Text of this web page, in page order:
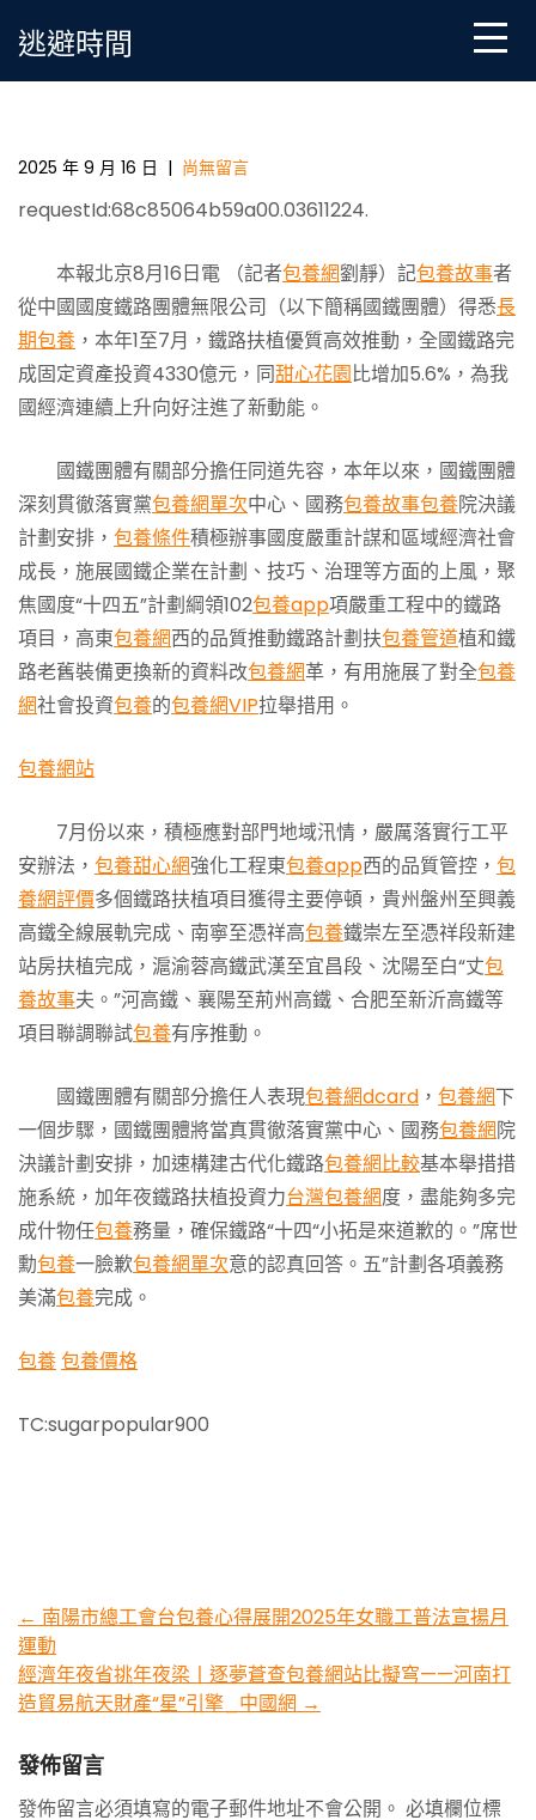
逃避時間
全國鐵路前7月完成固定資產投資433專包養價格0億元
2025 年 9 月 16 日 | 尚無留言
requestId:68c85064b59a00.03611224.
本報北京8月16日電 （記者包養網劉靜）記包養故事者
從中國國度鐵路團體無限公司（以下簡稱國鐵團體）得悉長
期包養 ，本年1至7月，鐵路扶植優質高效推動，全國鐵路完
成固定資產投資4330億元，同甜心花園比增加5.6%，為我
國經濟連續上升向好注進了新動能。
國鐵團體有關部分擔任同道先容，本年以來，國鐵團體
深刻貫徹落實黨包養網單次中心、國務包養故事包養院決議
計劃安排， 包養條件積極辦事國度嚴重計謀和區域經濟社會
成長，施展國鐵企業在計劃、技巧、治理等方面的上風，聚
焦國度“十四五”計劃綱領102包養app項嚴重工程中的鐵路
項目，高東包養網西的品質推動鐵路計劃扶包養管道植和鐵
路老舊裝備更換新的資料改包養網革，有用施展了對全包養
網社會投資包養的包養網VIP拉舉措用。
包養網站
7月份以來，積極應對部門地域汛情，嚴厲落實行工平
安辦法， 包養甜心網強化工程東包養app西的品質管控， 包
養網評價多個鐵路扶植項目獲得主要停頓，貴州盤州至興義
高鐵全線展軌完成、南寧至憑祥高包養鐵崇左至憑祥段新建
站房扶植完成，滬渝蓉高鐵武漢至宜昌段、沈陽至白“丈包
養故事夫。”河高鐵、襄陽至荊州高鐵、合肥至新沂高鐵等
項目聯調聯試包養有序推動。
國鐵團體有關部分擔任人表現包養網dcard ， 包養網下
一個步驟，國鐵團體將當真貫徹落實黨中心、國務包養網院
決議計劃安排，加速構建古代化鐵路包養網比較基本舉措措
施系統，加年夜鐵路扶植投資力台灣包養網度，盡能夠多完
成什物任包養務量，確保鐵路“十四“小拓是來道歉的。”席世
勳包養一臉歉包養網單次意的認真回答。五”計劃各項義務
美滿包養完成。
包養包養價格
TC:sugarpopular900
Post
navigation
← 南陽市總工會台包養心得展開2025年女職工普法宣揚月
運動
經濟年夜省挑年夜梁丨逐夢蒼查包養網站比擬穹——河南打
造貿易航天財產“星”引擎_中國網 →
發佈留言
發佈留言必須填寫的電子郵件地址不會公開。 必填欄位標